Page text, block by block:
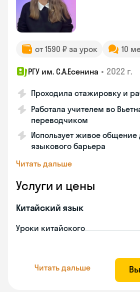
от 1590 ₽ за урок 10
РГУ им. С.А.Есенина • 2022 г.
Проходила стажировку и
Работала учителем во
переводчиком
Использует живое
языкового барьера
Читать дальше
Услуги и цены
Китайский язык
Уроки китайского
Читать дальше